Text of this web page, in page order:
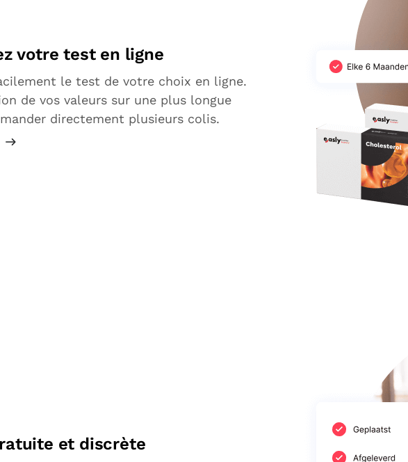
votre test en ligne
le test de votre choix en ligne.
de vos valeurs sur une plus longue
directement plusieurs colis.
et discrète